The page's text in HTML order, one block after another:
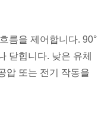
름을 제어합니다. 90°
닫힙니다. 낮은 유체
압 또는 전기 작동을